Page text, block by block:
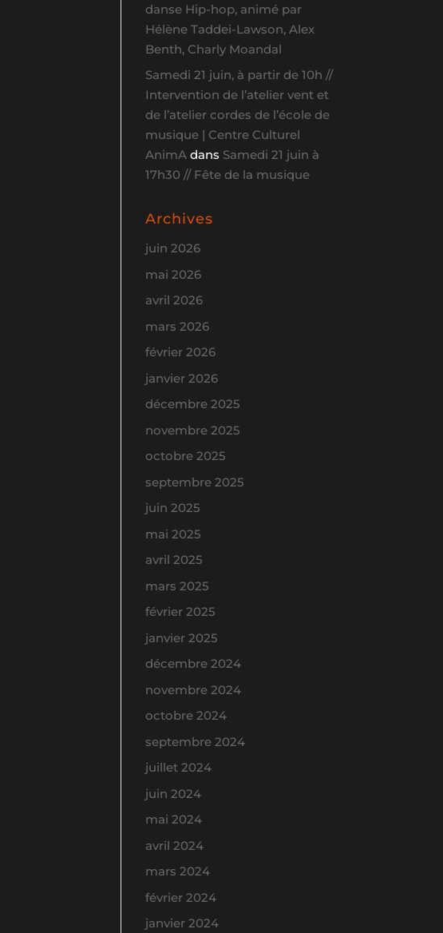
danse Hip-hop, animé par
Hélène Taddei-Lawson, Alex
Benth, Charly Moandal
Samedi 21 juin, à partir de 10h //
Intervention de l’atelier vent et
de l’atelier cordes de l’école de
musique | Centre Culturel
AnimAdans Samedi 21 juin à
17h30 // Fête de la musique
Archives
juin 2026
mai 2026
avril 2026
mars 2026
février 2026
janvier 2026
décembre 2025
novembre 2025
octobre 2025
septembre 2025
juin 2025
mai 2025
avril 2025
mars 2025
février 2025
janvier 2025
décembre 2024
novembre 2024
octobre 2024
septembre 2024
juillet 2024
juin 2024
mai 2024
avril 2024
mars 2024
février 2024
janvier 2024